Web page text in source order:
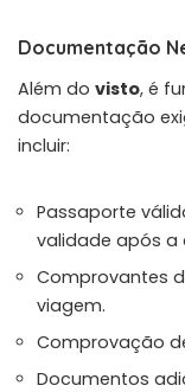
Documentação
Além do visto, é
documentação
incluir:
Passaporte
validade após a
Comprovantes
viagem.
Comprovação
Documentos